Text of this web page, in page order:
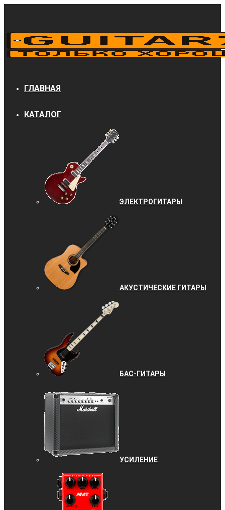
ГЛАВНАЯ
КАТАЛОГ
ЭЛЕКТРОГИТАРЫ
АКУСТИЧЕСКИЕ ГИТАРЫ
БАС-ГИТАРЫ
УCИЛЕНИЕ